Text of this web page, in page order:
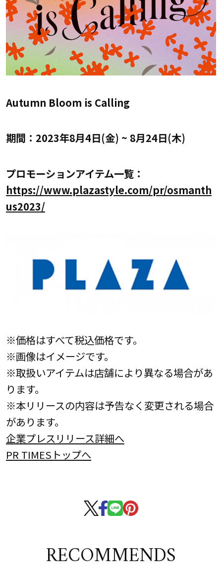
Autumn Bloom is Calling
期間：2023年8月4日(金) ~ 8月24日(木)
プロモーションアイテム一覧：
https://www.plazastyle.com/pr/osmanth
us2023/
※価格はすべて税込価格です。
※画像はイメージです。
※取扱いアイテムは店舗により異なる場合があ
ります。
※本リリースの内容は予告なく変更される場合
があります。
企業プレスリリース詳細へ
PR TIMESトップへ
RECOMMENDS